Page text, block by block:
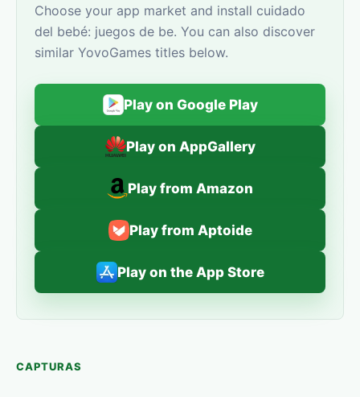
Choose your app market and install cuidado
del bebé: juegos de be. You can also discover
similar YovoGames titles below.
Play on Google Play
Play on AppGallery
Play from Amazon
Play from Aptoide
Play on the App Store
CAPTURAS